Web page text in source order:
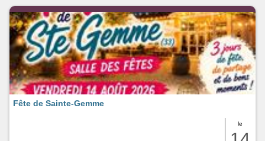
le
Fête de Sainte-Gemme